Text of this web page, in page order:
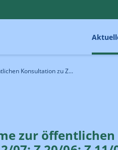
Konsultation zu Z...
zur